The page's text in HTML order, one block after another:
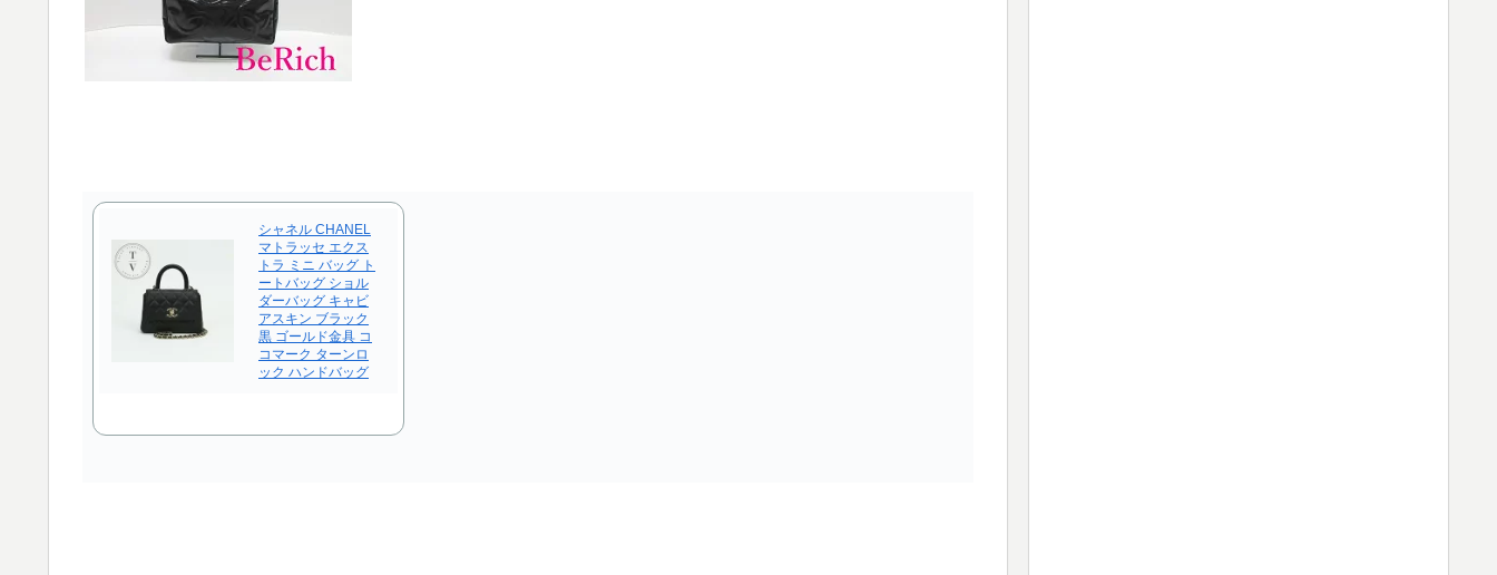
シャネル CHANEL
マトラッセ エクス
トラ ミニ バッグ ト
ートバッグ ショル
ダーバッグ キャビ
アスキン ブラック
黒 ゴールド金具 コ
コマーク ターンロ
ック ハンドバッグ